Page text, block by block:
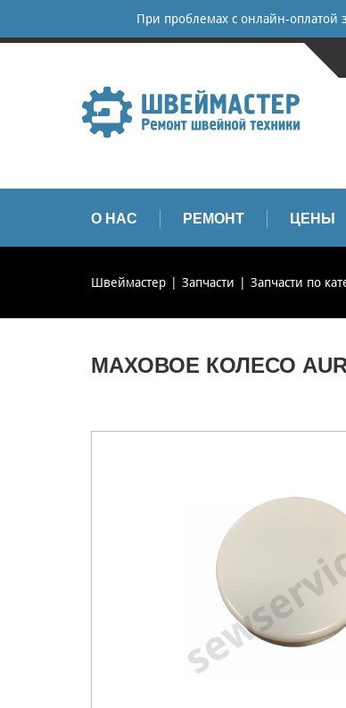
При проблемах с онлайн-оплатой
О НАС РЕМОНТ ЦЕНЫ
Швеймастер Запчасти Запчасти по
МАХОВОЕ КОЛЕСО